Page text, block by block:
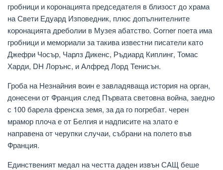
гробници и коронацията председателя в близост до храма
на Свети Едуард Изповедник, плюс допълнителните
коронацията дреболии в Музея абатство. Corner поета има
гробници и мемориали за такива известни писатели като
Джефри Чосър, Чарлз Дикенс, Ръдиард Киплинг, Томас
Харди, DH Лорънс, и Алфред Лорд Тенисън.
Гроба на Незнайния воин е завладяваща история на орган,
донесени от Франция след Първата световна война, заедно
с 100 барела френска земя, за да го погребат. черен
мрамор плоча е от Белгия и надписите на злато е
направена от черупки случаи, събрани на полето във
Франция.
Единственият медал на честта даден извън САЩ беше